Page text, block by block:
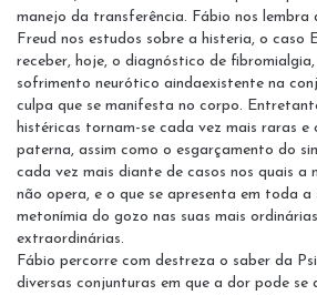
manejo da transferência. Fábio nos lembra
Freud nos estudos sobre a histeria, o caso
receber, hoje, o diagnóstico de
sofrimento neurótico aindaexistente na
culpa que se manifesta no corpo.
histéricas tornam-se cada vez mais raras e
paterna, assim como o esgarçamento do
cada vez mais diante de casos nos quais
não opera, e o que se apresenta em toda a
metonímia do gozo nas suas mais
extraordinárias.
Fábio percorre com destreza o saber da
diversas conjunturas em que a dor pode se